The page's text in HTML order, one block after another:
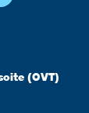
(OVT)